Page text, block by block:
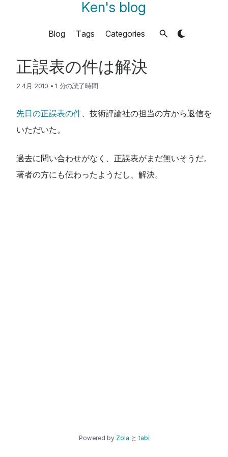
Ken's blog
Blog Tags Categories
正誤表の件は解決
2 4月 2010 • 1 分の読了時間
先日の正誤表の件、技術評論社の担当の方から返信を
いただいた。
過去に問い合わせがなく、正誤表がまだ無いそうだ。
著者の方にも伝わったようだし、解決。
Powered by Zola と tabi